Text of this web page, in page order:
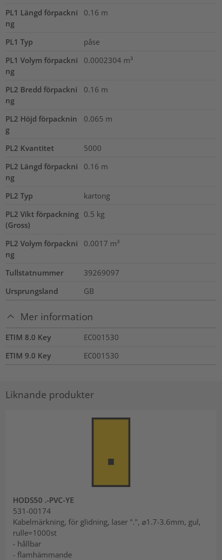
PL1 Längd förpackni
ng
0.16 m
PL1 Typ
påse
PL1 Volym förpackni
ng
0.0002304 m³
PL2 Bredd förpackni
ng
0.16 m
PL2 Höjd förpacknin
g
0.065 m
PL2 Kvantitet
5000
PL2 Längd förpackni
ng
0.16 m
PL2 Typ
kartong
PL2 Vikt förpackning
(Gross)
0.5 kg
PL2 Volym förpackni
ng
0.0017 m³
Tullstatnummer
39269097
Ursprungsland
GB
Mer information
ETIM 8.0 Key
EC001530
ETIM 9.0 Key
EC001530
Liknande produkter
HODS50 .-PVC-YE
531-00174
Kabelmärkning, för glidning, laser ".", ⌀1.7-3.6mm, gul,
rulle=1000st
- hållbar
- flamhämmande